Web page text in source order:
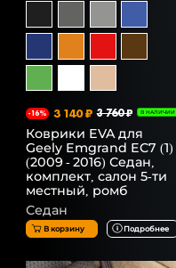
-16% 3 140 ₽ 3 760 ₽ В НАЛИЧИИ
Коврики EVA для
Geely Emgrand EC7 (1)
(2009 - 2016) Седан,
комплект, салон 5-ти
местный, ромб
Седан
В корзину Подробнее